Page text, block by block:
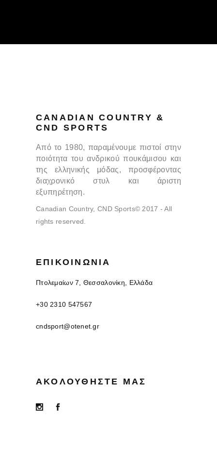
CANADIAN COUNTRY &
CND SPORTS
Από το 1980, παραμένουμε πιστοί στην
ποιότητα του ανδρικού πουκάμισου και
της ελληνικής μόδας, προσφέροντας
διαχρονικό στυλ και άριστη
εξυπηρέτηση.
Canadian Country, CND Sports© 2017 - All
rights reserved.
ΕΠΙΚΟΙΝΩΝΊΑ
Πτολεμαίων 7, Θεσσαλονίκη, Ελλάδα
+30 2310 547567
cndsport@otenet.gr
ΑΚΟΛΟΥΘΉΣΤΕ ΜΑΣ